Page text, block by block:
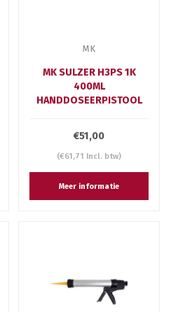
MK
MK SULZER H3PS 1K
400ML
HANDDOSEERPISTOOL
€51,00
(€61,71 Incl. btw)
Meer informatie